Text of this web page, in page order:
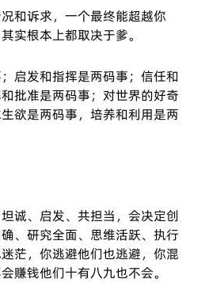
和诉求，一个最终能超越你
实根本上都取决于爹。
启发和指挥是两码事；信任和
批准是两码事；对世界的好奇
欲是两码事，培养和利用是两
诚、启发、共担当，会决定创
、研究全面、思维活跃、执行
茫，你逃避他们也逃避，你混
赚钱他们十有八九也不会。